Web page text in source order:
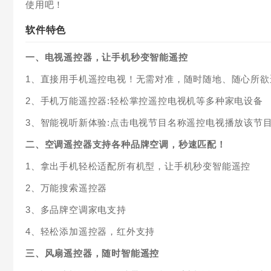
使用吧！
软件特色
一、电视遥控器，让手机秒变智能遥控
1、直接用手机遥控电视！无需对准，随时随地、随心所
2、手机万能遥控器:轻松掌控遥控电视机等多种家电设备
3、智能视听新体验:点击电视节目名称遥控电视播放该节
二、空调遥控器支持各种品牌空调，秒速匹配！
1、拿出手机轻松适配所有机型，让手机秒变智能遥控
2、万能搜索遥控器
3、多品牌空调家电支持
4、轻松添加遥控器，红外支持
三、风扇遥控器，随时智能遥控